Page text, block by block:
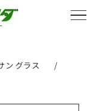
ングラス
/